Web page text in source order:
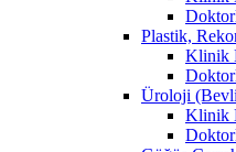
Plastik,
Klinik
Üroloji
Klinik